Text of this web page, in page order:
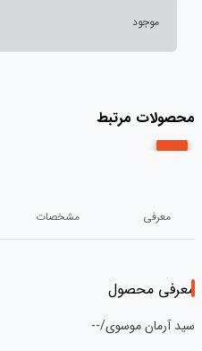
موجود
محصولات مرتبط
معرفی مشخصات
معرفی محصول
سید آرمان موسوی/--